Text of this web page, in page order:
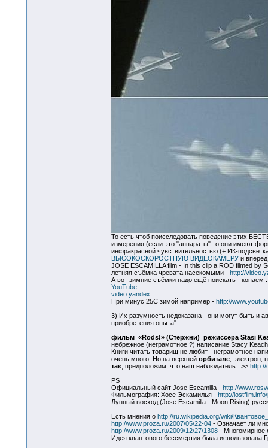
То есть чтоб поисследовать поведение этих
измерения (если это "аппараты" то они имеют
инфракрасной чувствительностью (+ ИК-
ВЫСОКОСКОРОСТНУЮ ВИДЕОКАМЕРУи
JOSE ESCAMILLA film - In this clip a ROD filmed by
летняя съёмка чревата насекомыми - http://
А вот зимние съёмки надо ещё поискать - копаем :
YouTube
video.yandex
При минус 25С зимой например - http://
3) Их разумность недоказана - они могут быть и
приобретения опыта".
фильм «Rods!» (Стержни) режиссера Stasi
небрежное (неграмотное ?) написание Stacy
Книги читать товарищ не любит - неграмотное
очень много. Но на верхней орбитале, электрон,
так, предположим, что наш наблюдатель.. >> http://
PS
Официальный сайт Jose Escamilla - http://
Фильмография: Хосе Эскамилья - http://
Лунный восход (Jose Escamilla - Moon Rising)
Есть мнения о http://ru.wikipedia.org/wiki/
http://www.proza.ru/2007/05/22-04- Означает ли
http://www.proza.ru/2009/12/27/1308- Многомирное
Идея квантового бессмертия была